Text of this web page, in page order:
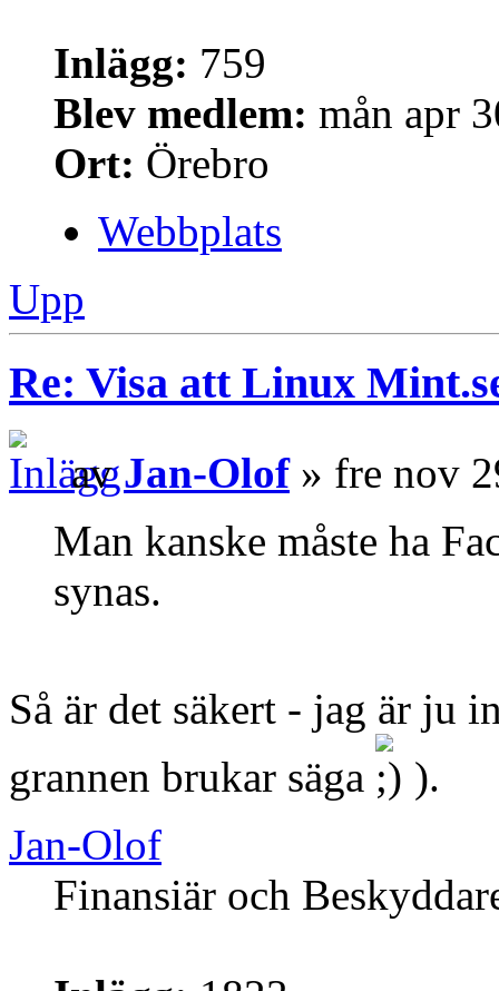
Inlägg: 759
Blev medlem: mån apr
Ort: Örebro
Webbplats
Upp
Re: Visa att Linux
avJan-Olof» fre nov
Man kanske måste ha
synas.
Så är det säkert - jag är ju
grannen brukar säga
).
Jan-Olof
Finansiär och